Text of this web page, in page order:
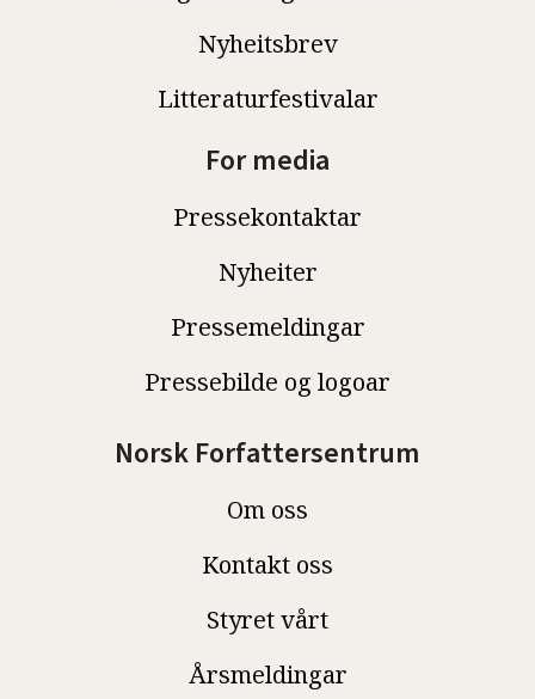
Nyheitsbrev
Litteraturfestivalar
For media
Pressekontaktar
Nyheiter
Pressemeldingar
Pressebilde og logoar
Norsk Forfattersentrum
Om oss
Kontakt oss
Styret vårt
Årsmeldingar